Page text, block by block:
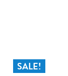
SALE!